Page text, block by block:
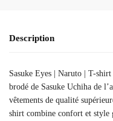
Description
Sasuke Eyes | Naruto | T-
brodé de Sasuke Uchiha de
vêtements de qualité
shirt combine confort et style